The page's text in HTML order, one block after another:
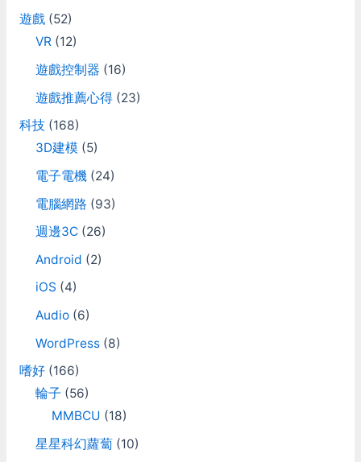
遊戲(52)
VR(12)
遊戲控制器 (16)
遊戲推薦心得(23)
科技(168)
3D建模 (5)
電子電機(24)
電腦網路 (93)
週邊3C(26)
Android (2)
iOS (4)
Audio(6)
WordPress(8)
嗜好(166)
輪子 (56)
MMBCU (18)
星星科幻蘿蔔(10)